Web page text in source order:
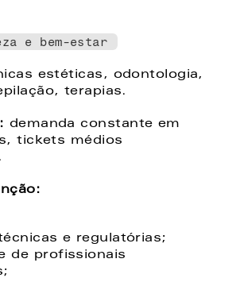
e bem-estar
estéticas, odontologia,
terapias.
demanda constante em
tickets médios
e regulatórias;
de profissionais